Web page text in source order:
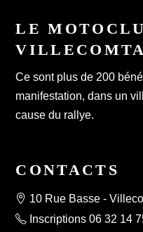
LE
Ce sont plus de 200
manifestation, dans un
cause du rallye.
CONTACTS
10 Rue Basse -
Inscriptions 06 32 14